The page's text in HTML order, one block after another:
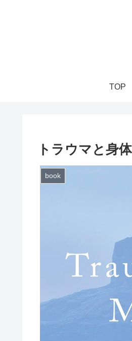
TOP
トラウマと身
book